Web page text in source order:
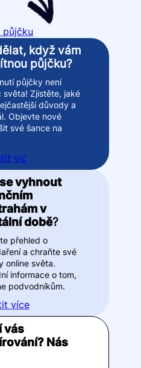
půjčku
když vám
půjčku?
půjčky není
světa! Zjistěte, jaké
důvody a
Objevte nové
své šance na
víc
vyhnout
v
době?
přehled o
a chraňte své
online světa.
informace o tom,
podvodníkům.
více
vás
Nás